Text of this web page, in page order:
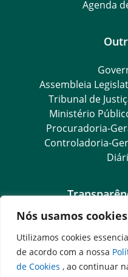
Nós usamos
Utilizamos cookies
de acordo com a nossa
de Cookies , ao continuar
Agenda
Assembleia
Tribunal de
Ministério
Procuradoria-
Controladoria-
Goiás
Dados
SIC – Serviço de